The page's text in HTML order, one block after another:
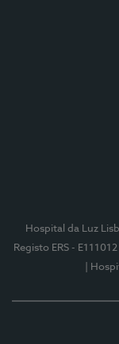
Hospital da Luz
Registo ERS - E111012
|